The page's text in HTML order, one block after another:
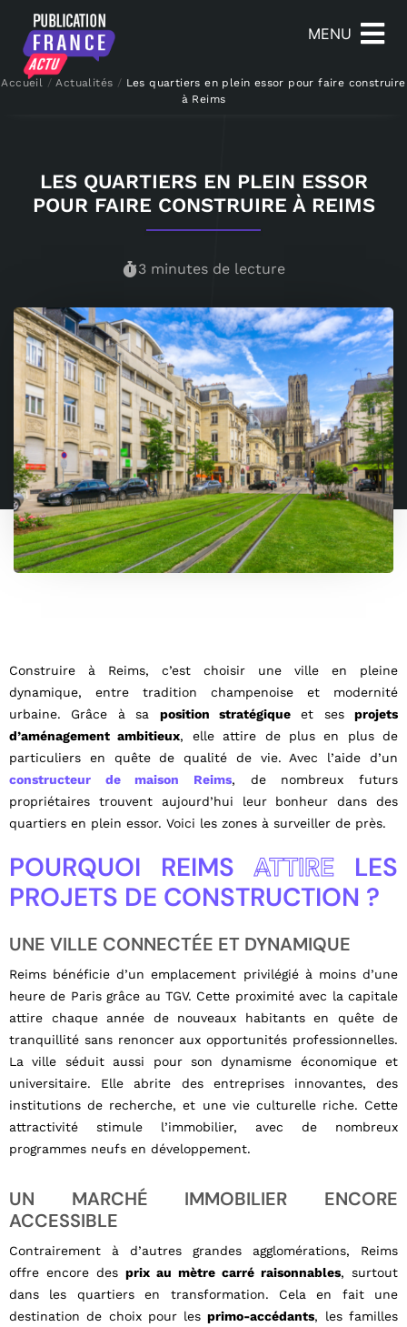
MENU
Accueil / Actualités / Les quartiers en plein essor pour faire construire
à Reims
LES QUARTIERS EN PLEIN ESSOR
POUR FAIRE CONSTRUIRE À REIMS
3 minutes de lecture
Construire à Reims, c’est choisir une ville en pleine
dynamique, entre tradition champenoise et modernité
urbaine. Grâce à sa position stratégiqueet ses projets
d’aménagement ambitieux, elle attire de plus en plus de
particuliers en quête de qualité de vie. Avec l’aide d’un
constructeur de maison Reims, de nombreux futurs
propriétaires trouvent aujourd’hui leur bonheur dans des
quartiers en plein essor. Voici les zones à surveiller de près.
POURQUOI REIMSATTIRE LES
PROJETS DE CONSTRUCTION ?
UNE VILLE CONNECTÉE ET DYNAMIQUE
Reims bénéficie d’un emplacement privilégié à moins d’une
heure de Paris grâce au TGV. Cette proximité avec la capitale
attire chaque année de nouveaux habitants en quête de
tranquillité sans renoncer aux opportunités professionnelles.
La ville séduit aussi pour son dynamisme économique et
universitaire. Elle abrite des entreprises innovantes, des
institutions de recherche, et une vie culturelle riche. Cette
attractivité stimule l’immobilier, avec de nombreux
programmes neufs en développement.
UN MARCHÉ IMMOBILIER ENCORE
ACCESSIBLE
Contrairement à d’autres grandes agglomérations, Reims
offre encore des prix au mètre carré raisonnables, surtout
dans les quartiers en transformation. Cela en fait une
destination de choix pour lesprimo-accédants, les familles